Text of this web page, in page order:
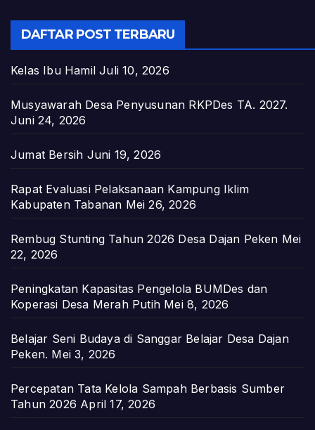
DAFTAR POST TERBARU
Kelas Ibu Hamil Juli 10, 2026
Musyawarah Desa Penyusunan RKPDes TA. 2027.
Juni 24, 2026
Jumat Bersih Juni 19, 2026
Rapat Evaluasi Pelaksanaan Kampung Iklim
Kabupaten Tabanan Mei 26, 2026
Rembug Stunting Tahun 2026 Desa Dajan Peken Mei
22, 2026
Peningkatan Kapasitas Pengelola BUMDes dan
Koperasi Desa Merah Putih Mei 8, 2026
Belajar Seni Budaya di Sanggar Belajar Desa Dajan
Peken. Mei 3, 2026
Percepatan Tata Kelola Sampah Berbasis Sumber
Tahun 2026 April 17, 2026